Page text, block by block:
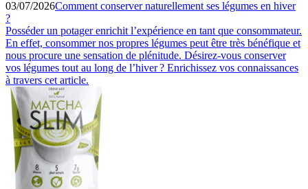
03/07/2026Comment conserver naturellement ses légumes en hiver
?
Posséder un potager enrichit l’expérience en tant que consommateur.
En effet, consommer nos propres légumes peut être très bénéfique et
nous procure une sensation de plénitude. Désirez-vous conserver
vos légumes tout au long de l’hiver ? Enrichissez vos connaissances
à travers cet article.